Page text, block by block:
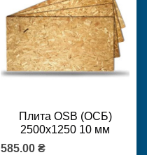
Плита OSB (ОСБ)
2500х1250 10 мм
585.00 ₴